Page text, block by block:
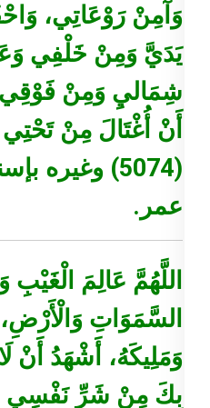
وَآمِنْ رَوْعَاتِي،
يَدَيَّ وَمِنْ خَلْفِي
شِمَاليِ وَمِنْ
أَنْ أُغْتَالَ مِنْ تَحْتِي
(5074) وغيره
عمر.
اللَّهُمَّ عَالِمَ الْغَيْبِ
السَّمَوَاتِ
وَمَلِيكَهُ، أَشْهَدُ أَنْ
بِكَ مِنْ شَرِّ نَفْسِي